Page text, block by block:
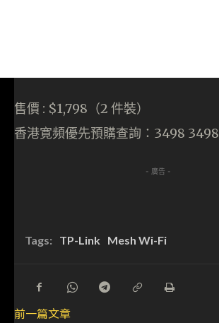
售價 : $1,798（2 件裝）
香港寛頻優先預購查詢：3498 3498
- 廣告 -
Tags: TP-Link Mesh Wi-Fi
前一篇文章